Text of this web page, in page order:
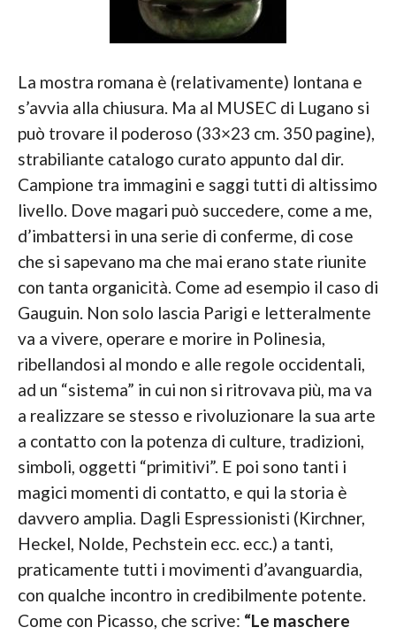
La mostra romana è (relativamente) lontana e
s’avvia alla chiusura. Ma al MUSEC di Lugano si
può trovare il poderoso (33×23 cm. 350 pagine),
strabiliante catalogo curato appunto dal dir.
Campione tra immagini e saggi tutti di altissimo
livello. Dove magari può succedere, come a me,
d’imbattersi in una serie di conferme, di cose
che si sapevano ma che mai erano state riunite
con tanta organicità. Come ad esempio il caso di
Gauguin. Non solo lascia Parigi e letteralmente
va a vivere, operare e morire in Polinesia,
ribellandosi al mondo e alle regole occidentali,
ad un “sistema” in cui non si ritrovava più, ma va
a realizzare se stesso e rivoluzionare la sua arte
a contatto con la potenza di culture, tradizioni,
simboli, oggetti “primitivi”. E poi sono tanti i
magici momenti di contatto, e qui la storia è
davvero amplia. Dagli Espressionisti (Kirchner,
Heckel, Nolde, Pechstein ecc. ecc.) a tanti,
praticamente tutti i movimenti d’avanguardia,
con qualche incontro in credibilmente potente.
Come con Picasso, che scrive: “Le maschere